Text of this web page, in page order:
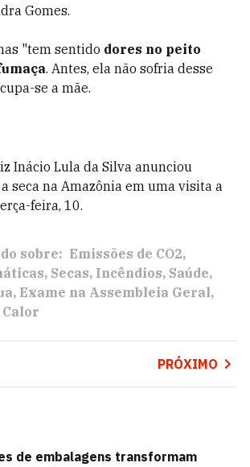
Gomes.
"tem sentido dores no peito
. Antes, ela não sofria desse
se a mãe.
Inácio Lula da Silva anunciou
seca na Amazônia em uma visita a
feira, 10.
sobre: Emissões de CO2
Secas Incêndios Saúde
Exame na Assembleia Geral
Calor
PRÓXIMO
de embalagens transformam